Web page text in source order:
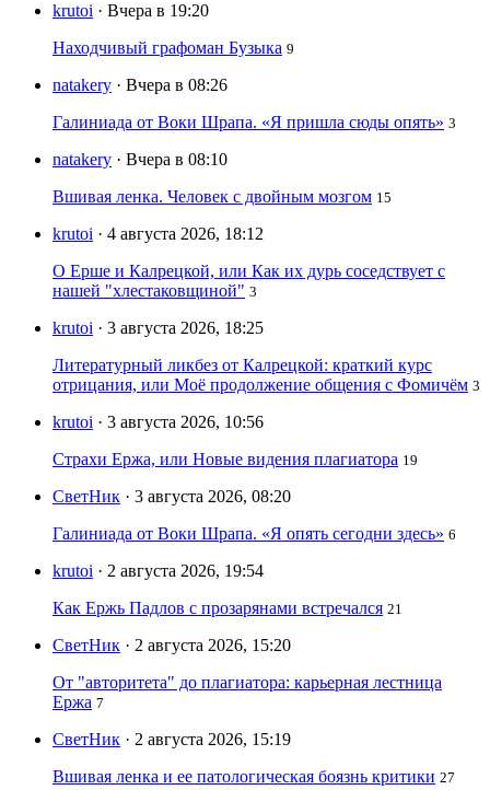
krutoi · Вчера в 19:20
Находчивый графоман Бузыка 9
natakery · Вчера в 08:26
Галиниада от Воки Шрапа. «Я пришла сюды опять» 3
natakery · Вчера в 08:10
Вшивая ленка. Человек с двойным мозгом 15
krutoi · 4 августа 2026, 18:12
О Ерше и Калрецкой, или Как их дурь соседствует с
нашей "хлестаковщиной" 3
krutoi · 3 августа 2026, 18:25
Литературный ликбез от Калрецкой: краткий курс
отрицания, или Моё продолжение общения с Фомичём 3
krutoi · 3 августа 2026, 10:56
Страхи Ержа, или Новые видения плагиатора 19
СветНик · 3 августа 2026, 08:20
Галиниада от Воки Шрапа. «Я опять сегодни здесь» 6
krutoi · 2 августа 2026, 19:54
Как Ержь Падлов с прозарянами встречался 21
СветНик · 2 августа 2026, 15:20
От "авторитета" до плагиатора: карьерная лестница
Ержа 7
СветНик · 2 августа 2026, 15:19
Вшивая ленка и ее патологическая боязнь критики 27